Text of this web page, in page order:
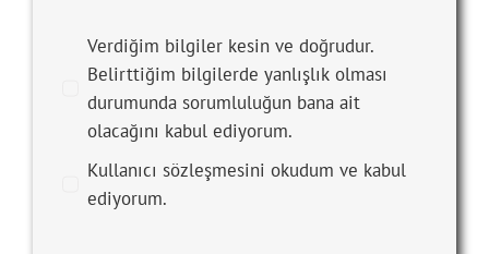
Verdiğim bilgiler kesin ve doğrudur.
Belirttiğim bilgilerde yanlışlık olması
durumunda sorumluluğun bana ait
olacağını kabul ediyorum.
Kullanıcı sözleşmesini okudum ve kabul
ediyorum.